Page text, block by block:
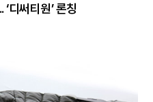
디써티원’ 론칭